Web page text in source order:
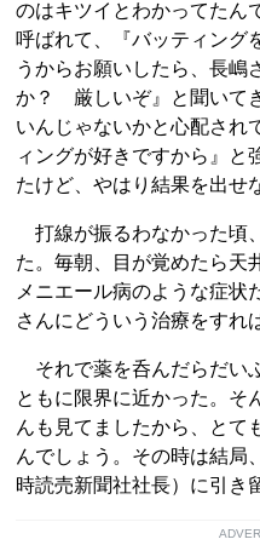
のはキツイとわかってたん
呼ばれて、『バッティング
うからお願いしたら、長嶋
か？ 厳しいぞ』と聞いて
いんじゃないかと心配され
ィングが好きですから』と
たけど、やはり結果を出せ
打線が振るわなかった頃
た。毎朝、目が覚めたら天
メニエール病のような症状
さんにどういう治療をすれ
それで薬を呑んだらだい
ともに限界に近かった。そ
んも見てましたから、とて
んでしょう。その時は結局
時読売新聞社社長）に引き